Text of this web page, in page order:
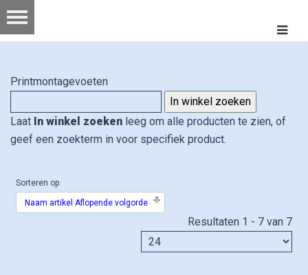
Printmontagevoeten
Laat In winkel zoeken leeg om alle producten te zien, of
geef een zoekterm in voor specifiek product.
Sorteren op
Naam artikel Aflopende volgorde
Resultaten 1 - 7 van 7